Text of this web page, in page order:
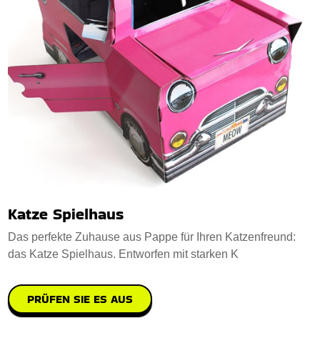
Katze Spielhaus
Das perfekte Zuhause aus Pappe für Ihren Katzenfreund:
das Katze Spielhaus. Entworfen mit starken K
PRÜFEN SIE ES AUS